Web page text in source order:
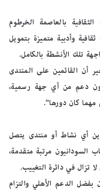
بالعاصمة الخرطوم
وأدبية متميزة بتمويل
تلك الأنشطة بالكامل.
أن القائمين على المنتدى
نشاطه لأكثر من 16 عاما دون دعم من أي جهة رسمية،
مهما كان دورها”.
أي نشاط أو منتدى يتصل
السودانيون مرتبة متقدمة،
تزال في دائرة التغييب.
بفضل الدعم الأهلي والتزام